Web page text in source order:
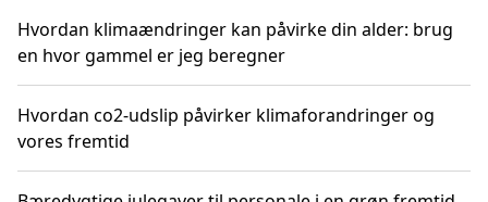
Hvordan klimaændringer kan påvirke din alder: brug
en hvor gammel er jeg beregner
Hvordan co2-udslip påvirker klimaforandringer og
vores fremtid